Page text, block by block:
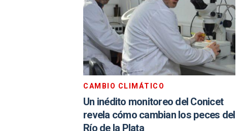
CAMBIO CLIMÁTICO
Un inédito monitoreo del Conicet
revela cómo cambian los peces del